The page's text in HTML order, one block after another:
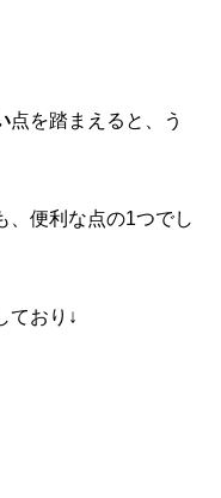
点を踏まえると、う
、便利な点の1つでし
ており↓